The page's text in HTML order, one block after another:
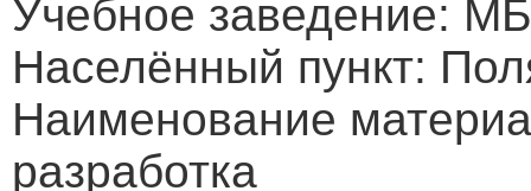
Учебное заведение:
Населённый пункт:
Наименование
разработка